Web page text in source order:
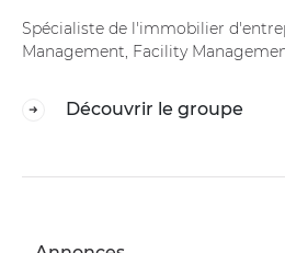
Spécialiste de l'immobilier
Management, Facility
Découvrir le groupe